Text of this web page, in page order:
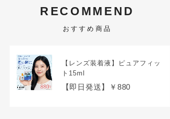
RECOMMEND
おすすめ商品
【レンズ装着液】ピュアフィッ
ト15ml
【即日発送】￥880